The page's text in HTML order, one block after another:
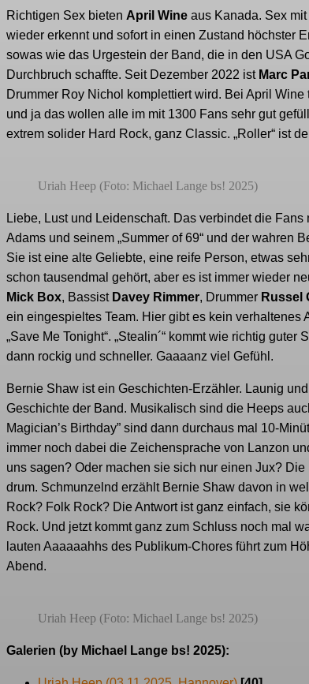
Richtigen Sex bieten April Wine aus Kanada. Sex
wieder erkennt und sofort in einen Zustand höchster
sowas wie das Urgestein der Band, die in den USA
Durchbruch schaffte. Seit Dezember 2022 ist Marc
Drummer Roy Nichol komplettiert wird. Bei April
und ja das wollen alle im mit 1300 Fans sehr gut
extrem solider Hard Rock, ganz Classic. „Roller“ ist
Uriah Heep (Foto: Michael Lange bs! 2025)
Liebe, Lust und Leidenschaft. Das verbindet die Fans
Adams und seinem „Summer of 69“ und der wahren
Sie ist eine alte Geliebte, eine reife Person, etwas
schon tausendmal gehört, aber es ist immer wieder
Mick Box, Bassist Davey Rimmer, Drummer Russel
ein eingespieltes Team. Hier gibt es kein verhaltenes
„Save Me Tonight“. „Stealin´“ kommt wie richtig
dann rockig und schneller. Gaaaanz viel Gefühl.
Bernie Shaw ist ein Geschichten-Erzähler. Launig
Geschichte der Band. Musikalisch sind die Heeps
Magician’s Birthday” sind dann durchaus mal 10-
immer noch dabei die Zeichensprache von Lanzon
uns sagen? Oder machen sie sich nur einen Jux?
drum. Schmunzelnd erzählt Bernie Shaw davon in
Rock? Folk Rock? Die Antwort ist ganz einfach, sie
Rock. Und jetzt kommt ganz zum Schluss noch mal
lauten Aaaaaahhs des Publikum-Chores führt zum
Abend.
Uriah Heep (Foto: Michael Lange bs! 2025)
Galerien (by Michael Lange bs! 2025):